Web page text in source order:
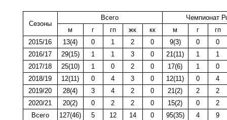
Сезоны
Всего
Чемпионат
м
г гп жк кк м г
гп
2015/16
13(4) 0 1 2 0 9(3) 0
0
2016/17
29(15) 1 1 3 0 21(11) 1
1
2017/18
25(10) 1 0 2 0 17(6) 1
0
2018/19
12(11) 0 4 3 0 12(11) 0
4
2019/20
28(4) 3 4 2 0 21(2) 2
2
2020/21
20(2) 0 2 2 0 15(2) 0
2
Всего
127(46) 5 12 14 0 95(35) 4 9